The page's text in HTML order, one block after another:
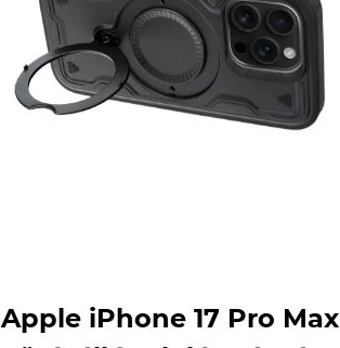
Apple iPhone 17 Pro Max